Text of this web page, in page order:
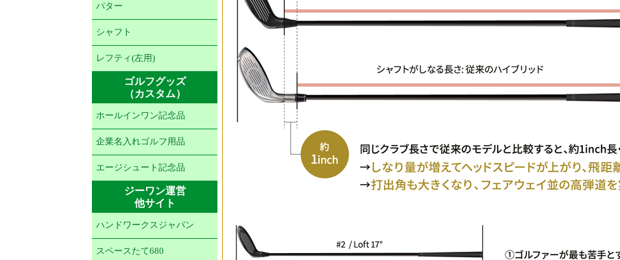
パター
シャフト
レフティ(左用)
ゴルフグッズ
（カスタム）
ホールインワン記念品
企業名入れゴルフ用品
エージシュート記念品
ジーワン運営
他サイト
ハンドワークスジャパン
スペースたて680